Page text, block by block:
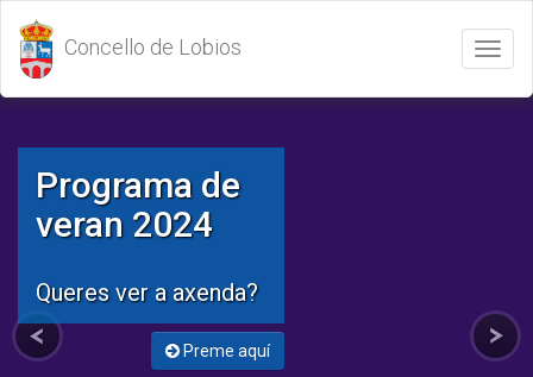
Abrir
/
Cerrar
Concello de Lobios
Programa de
veran 2024
Queres ver a axenda?
Preme aquí